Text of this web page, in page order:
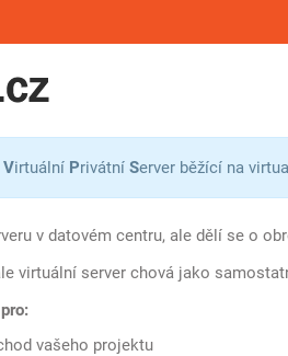
Virtuální Privátní Server běžící na
v datovém centru, ale dělí se o
virtuální server chová jako
vašeho projektu